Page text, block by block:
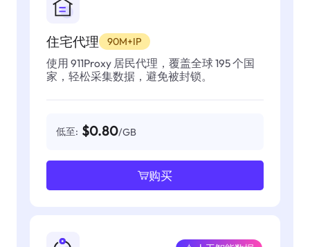
住宅代理 90M+IP
使用 911Proxy 居民代理，覆盖全球 195 个国
家，轻松采集数据，避免被封锁。
低至: $0.80/GB
购买